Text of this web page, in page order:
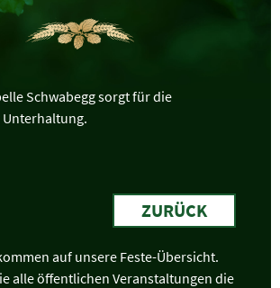
Schwabegg sorgt für die
ZURÜCK
auf unsere Feste-Übersicht.
alle öffentlichen Veranstaltungen die